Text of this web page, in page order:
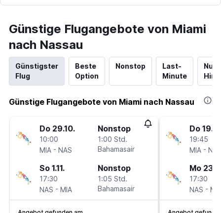
Günstige Flugangebote von Miami
nach Nassau
Günstigster
Flug
Beste
Option
Nonstop
Last-
Minute
Nur
Günstige Flugangebote von Miami nach Nassau
Do 29.10.
10:00
MIA - NAS
Nonstop
1:00 Std.
Bahamasair
So 1.11.
17:30
NAS - MIA
Nonstop
1:05 Std.
Bahamasair
Do 19.11.
19:45
MIA -
Mo
17:30
NAS -